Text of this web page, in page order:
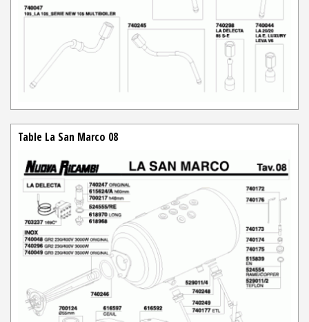
Table La San Marco 08